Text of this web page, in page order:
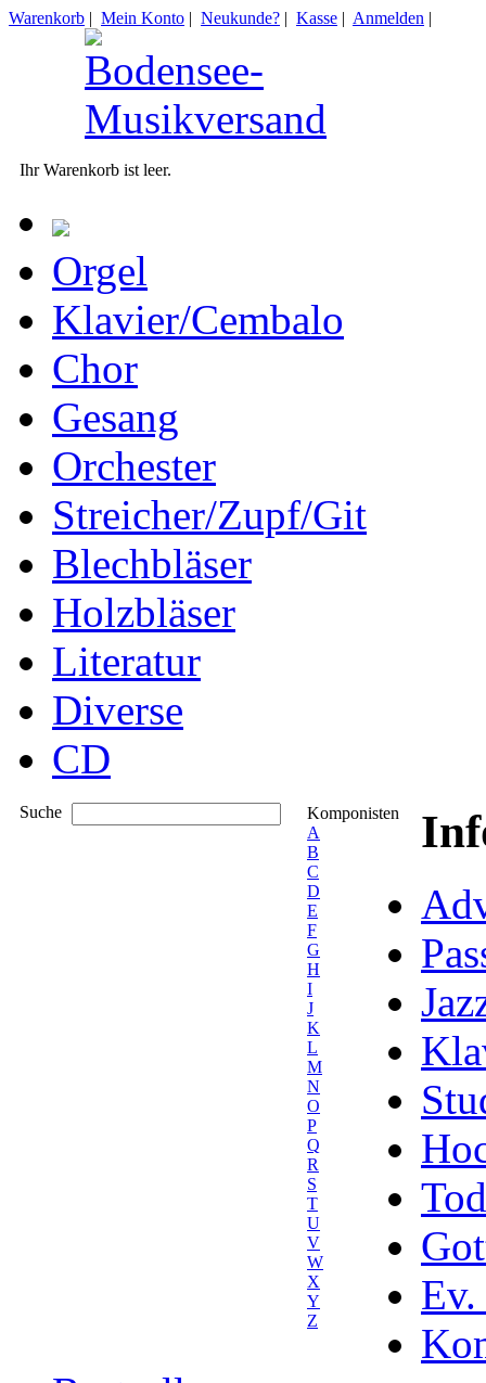
Warenkorb | Mein Konto | Neukunde? | Kasse | Anmelden |
Ihr Warenkorb ist leer.
Orgel
Klavier/Cembalo
Chor
Gesang
Orchester
Streicher/Zupf/Git
Blechbläser
Holzbläser
Literatur
Diverse
CD
Suche
Komponisten
A
B
C
D
E
F
G
H
I
J
K
L
M
N
O
P
Q
R
S
T
U
V
W
X
Y
Z
Ev.